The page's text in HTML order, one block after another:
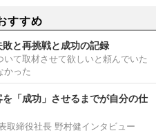
すすめ
と再挑戦と成功の記録
て取材させて欲しいと頼んでいた
かった
を「成功」させるまでが自分の仕
取締役社長 野村健インタビュー